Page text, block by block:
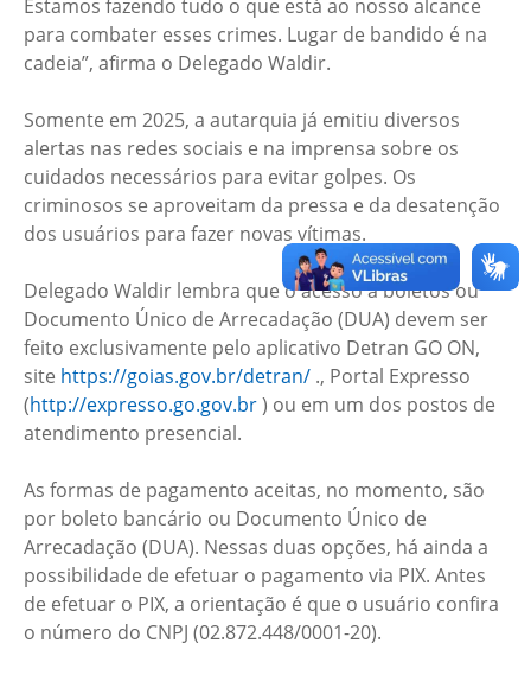
Estamos fazendo tudo o que está ao nosso alcance
para combater esses crimes. Lugar de bandido é na
cadeia”, afirma o Delegado Waldir.
Somente em 2025, a autarquia já emitiu diversos
alertas nas redes sociais e na imprensa sobre os
cuidados necessários para evitar golpes. Os
criminosos se aproveitam da pressa e da desatenção
dos usuários para fazer novas vítimas.
Delegado Waldir lembra que o acesso a boletos ou
Documento Único de Arrecadação (DUA) devem ser
feito exclusivamente pelo aplicativo Detran GO ON,
site https://goias.gov.br/detran/ ., Portal Expresso
(http://expresso.go.gov.br) ou em um dos postos de
atendimento presencial.
As formas de pagamento aceitas, no momento, são
por boleto bancário ou Documento Único de
Arrecadação (DUA). Nessas duas opções, há ainda a
possibilidade de efetuar o pagamento via PIX. Antes
de efetuar o PIX, a orientação é que o usuário confira
o número do CNPJ (02.872.448/0001-20).